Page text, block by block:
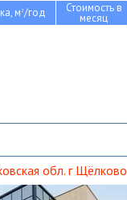
м2/год Стоимость в
месяц
обл. г Щёлково